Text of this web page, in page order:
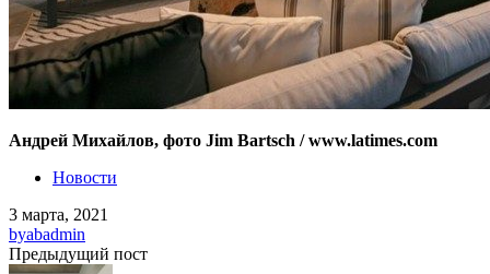
Андрей Михайлов, фото Jim Bartsch / www.latimes.com
Новости
3 марта, 2021
byabadmin
Предыдущий пост